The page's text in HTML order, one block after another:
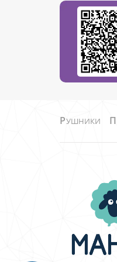
РУШНИКИ П